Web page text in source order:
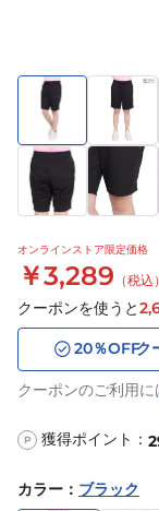
オンラインストア限定価格
￥3,289 （税込）
クーポンを使うと
20％OFFク
クーポンのご利用に
P 獲得ポイント：
カラー ： ブラック